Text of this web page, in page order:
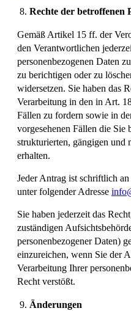
Rechte der betroffenen
Gemäß Artikel 15 ff. der
den Verantwortlichen
personenbezogenen Daten
zu berichtigen oder zu
widersetzen. Sie haben das
Verarbeitung in den in Art.
Fällen zu fordern sowie in
vorgesehenen Fällen die Sie
strukturierten, gängigen und
erhalten.
Jeder Antrag ist schriftlich
unter folgender Adresse
Sie haben jederzeit das
zuständigen
personenbezogener Daten)
einzureichen, wenn Sie der
Verarbeitung Ihrer
Recht verstößt.
Änderungen